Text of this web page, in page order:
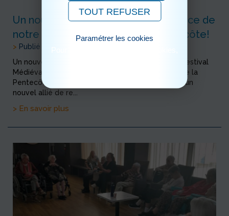
Un nouveau pacte d’alliance au service de
notre Festival Médiéval de la Pentecôte!
> Publié le 22/04/2026
Un nouveau pacte d’alliance au service de notre Festival
Médiéval de la Pentecôte! Le Festival Médiéval de la
Pentecôte est honoré d’accueillir dans ses terres un
nouvel allié de re...
> En savoir plus
TOUT REFUSER
Paramétrer les cookies